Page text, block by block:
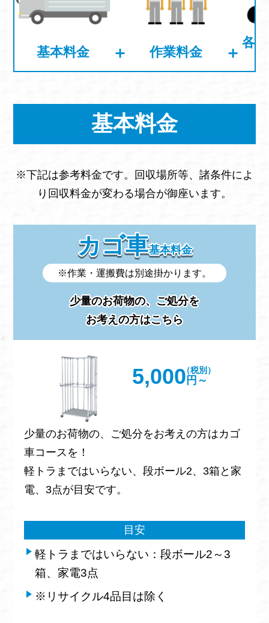
基本料金 ＋ 作業料金 ＋
各
基本料金
※下記は参考料金です。回収場所等、諸条件によ
り回収料金が変わる場合が御座います。
カゴ車基本料金
※作業・運搬費は別途掛かります。
少量のお荷物の、ご処分を
お考えの方はこちら
5,000 円～
（税別）
少量のお荷物の、ご処分をお考えの方はカゴ
車コースを！
軽トラまではいらない、段ボール2、3箱と家
電、3点が目安です。
目安
軽トラまではいらない：段ボール2～3
箱、家電3点
※リサイクル4品目は除く